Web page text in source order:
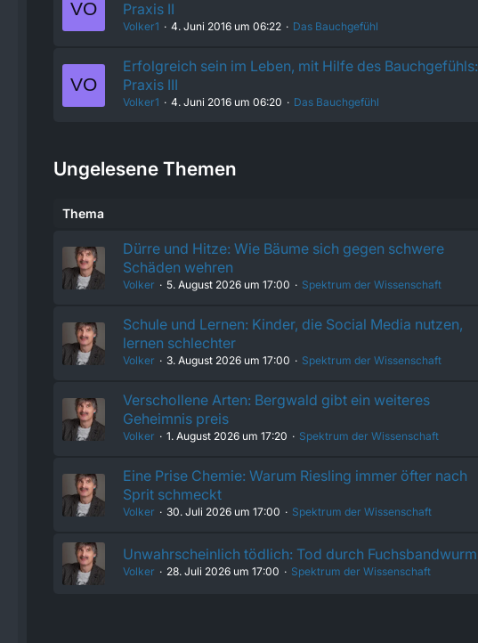
Praxis II
Volker1 4. Juni 2016 um 06:22 Das Bauchgefühl
Erfolgreich sein im Leben, mit Hilfe des Bauchgefühls:
Praxis III
Volker1 4. Juni 2016 um 06:20 Das Bauchgefühl
Ungelesene Themen
Thema
Dürre und Hitze: Wie Bäume sich gegen schwere
Schäden wehren
Volker 5. August 2026 um 17:00 Spektrum der Wissenschaft
Schule und Lernen: Kinder, die Social Media nutzen,
lernen schlechter
Volker 3. August 2026 um 17:00 Spektrum der Wissenschaft
Verschollene Arten: Bergwald gibt ein weiteres
Geheimnis preis
Volker 1. August 2026 um 17:20 Spektrum der Wissenschaft
Eine Prise Chemie: Warum Riesling immer öfter nach
Sprit schmeckt
Volker 30. Juli 2026 um 17:00 Spektrum der Wissenschaft
Unwahrscheinlich tödlich: Tod durch Fuchsbandwurm
Volker 28. Juli 2026 um 17:00 Spektrum der Wissenschaft